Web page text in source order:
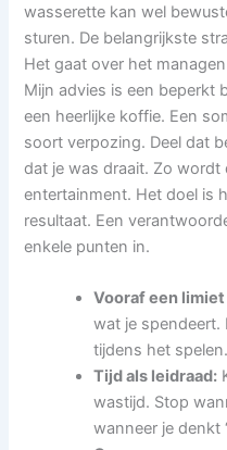
wasserette kan wel
sturen. De belangrijkste
Het gaat over het
Mijn advies is een beperkt
een heerlijke koffie. Een
soort verpozing. Deel dat
dat je was draait. Zo
entertainment. Het doel is
resultaat. Een
enkele punten in.
Vooraf een
wat je spendeert.
tijdens het spelen.
Tijd als leidraad:
wastijd. Stop
wanneer je denkt